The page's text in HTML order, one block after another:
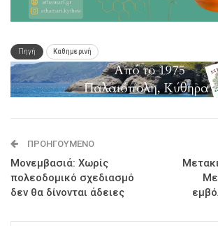
Πηγή Καθημερινή
ΠΡΟΗΓΟΎΜΕΝΟ
Μονεμβασιά: Χωρίς
πολεοδομικό σχεδιασμό
δεν θα δίνονται άδειες
Με